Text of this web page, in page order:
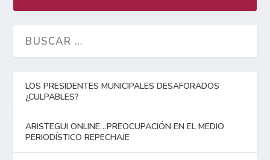
LOS PRESIDENTES MUNICIPALES DESAFORADOS
¿CULPABLES?
ARISTEGUI ONLINE…PREOCUPACIÓN EN EL MEDIO
PERIODÍSTICO REPECHAJE